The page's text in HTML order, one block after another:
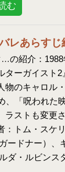
む
レあらすじ
…の紹介：
ターガイスト2
物のキャロル
、「呪われた
ストも変更さ
トム・スケ
ードナー）、
ダ・ルビンス